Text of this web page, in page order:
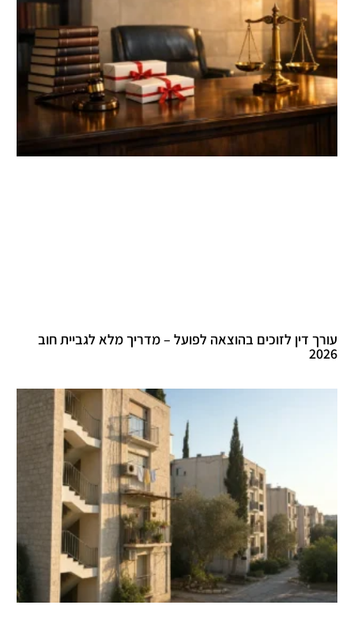
עורך דין לזוכים בהוצאה לפועל – מדריך מלא לגביית חוב
2026